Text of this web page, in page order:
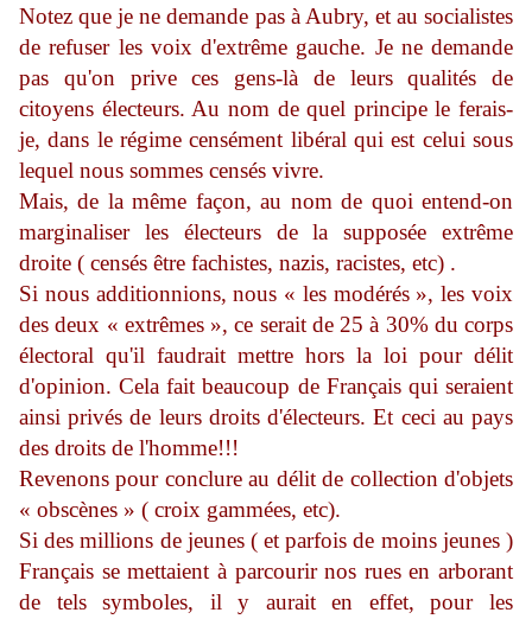
Notez que je ne demande pas à Aubry, et au socialistes
de refuser les voix d'extrême gauche. Je ne demande
pas qu'on prive ces gens-là de leurs qualités de
citoyens électeurs. Au nom de quel principe le ferais-
je, dans le régime censément libéral qui est celui sous
lequel nous sommes censés vivre.
Mais, de la même façon, au nom de quoi entend-on
marginaliser les électeurs de la supposée extrême
droite ( censés être fachistes, nazis, racistes, etc) .
Si nous additionnions, nous « les modérés », les voix
des deux « extrêmes », ce serait de 25 à 30% du corps
électoral qu'il faudrait mettre hors la loi pour délit
d'opinion. Cela fait beaucoup de Français qui seraient
ainsi privés de leurs droits d'électeurs. Et ceci au pays
des droits de l'homme!!!
Revenons pour conclure au délit de collection d'objets
« obscènes » ( croix gammées, etc).
Si des millions de jeunes ( et parfois de moins jeunes )
Français se mettaient à parcourir nos rues en arborant
de tels symboles, il y aurait en effet, pour les